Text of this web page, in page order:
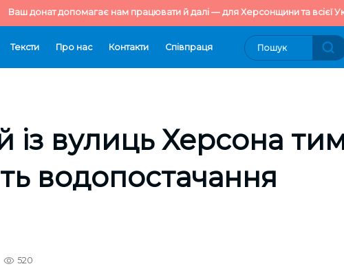
Ваш донат допомагає нам працювати й далі — для Херсонщини та всієї
Тексти Про нас Контакти Cпівпраця
із вулиць Херсона
водопостачання
520